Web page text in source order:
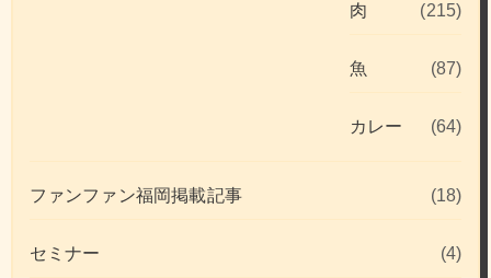
肉 (215)
魚 (87)
カレー (64)
ファンファン福岡掲載記事 (18)
セミナー (4)